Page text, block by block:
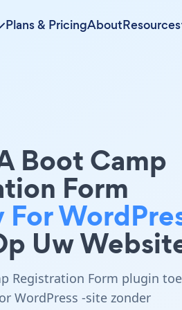
Plans & PricingAboutResources
Boot Camp
Form
Uw
Registration Form plugin toe
WordPress -site zonder